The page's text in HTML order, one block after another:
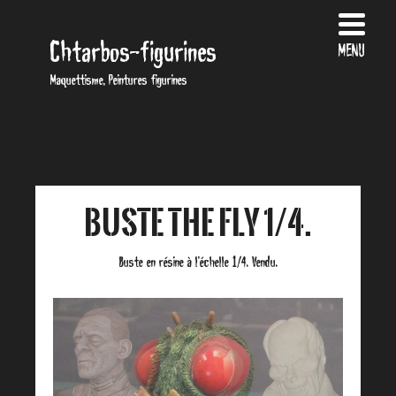
Chtarbos-figurines
Maquettisme, Peintures figurines
Buste the Fly 1/4.
Buste en résine à l’échelle 1/4. Vendu.
MENU